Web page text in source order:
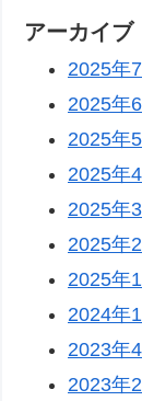
アーカイブ
2025年
2025年
2025年
2025年
2025年
2025年
2025年
2024年
2023年
2023年